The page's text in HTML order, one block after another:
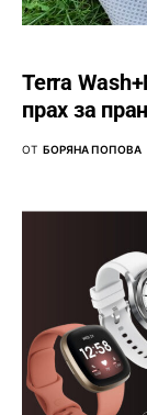
Terra
прах за
ОТ БОРЯНА ПОПОВА